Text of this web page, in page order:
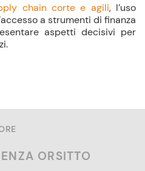
chain corte e agili, l’uso
a strumenti di finanza
aspetti decisivi per
ORSITTO